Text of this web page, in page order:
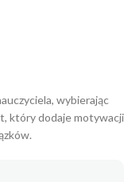
wybierając
który dodaje motywacji